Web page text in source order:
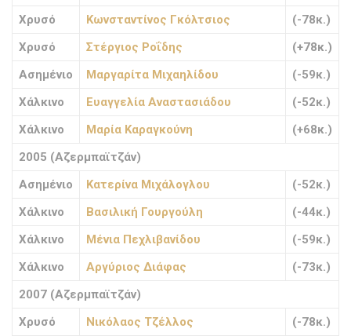
Χρυσό
Κωνσταντίνος Γκόλτσιος
(-78κ.)
Χρυσό
Στέργιος Ροΐδης
(+78κ.)
Ασημένιο
Μαργαρίτα Μιχαηλίδου
(-59κ.)
Χάλκινο
Ευαγγελία Αναστασιάδου
(-52κ.)
Χάλκινο
Μαρία Καραγκούνη
(+68κ.)
2005 (Αζερμπαϊτζάν)
Ασημένιο
Κατερίνα Μιχάλογλου
(-52κ.)
Χάλκινο
Βασιλική Γουργούλη
(-44κ.)
Χάλκινο
Μένια Πεχλιβανίδου
(-59κ.)
Χάλκινο
Αργύριος Διάφας
(-73κ.)
2007 (Αζερμπαϊτζάν)
Χρυσό
Νικόλαος Τζέλλος
(-78κ.)